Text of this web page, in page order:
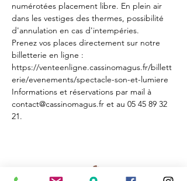
numérotées placement libre. En plein air
dans les vestiges des thermes, possibilité
d'annulation en cas d'intempéries.
Prenez vos places directement sur notre
billetterie en ligne :
https://venteenligne.cassinomagus.fr/billett
erie/evenements/spectacle-son-et-lumiere
Informations et réservations par mail à
contact@cassinomagus.fr et au 05 45 89 32
21.